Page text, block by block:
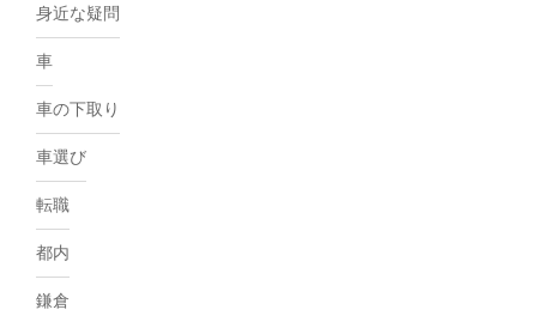
身近な疑問
車
車の下取り
車選び
転職
都内
鎌倉